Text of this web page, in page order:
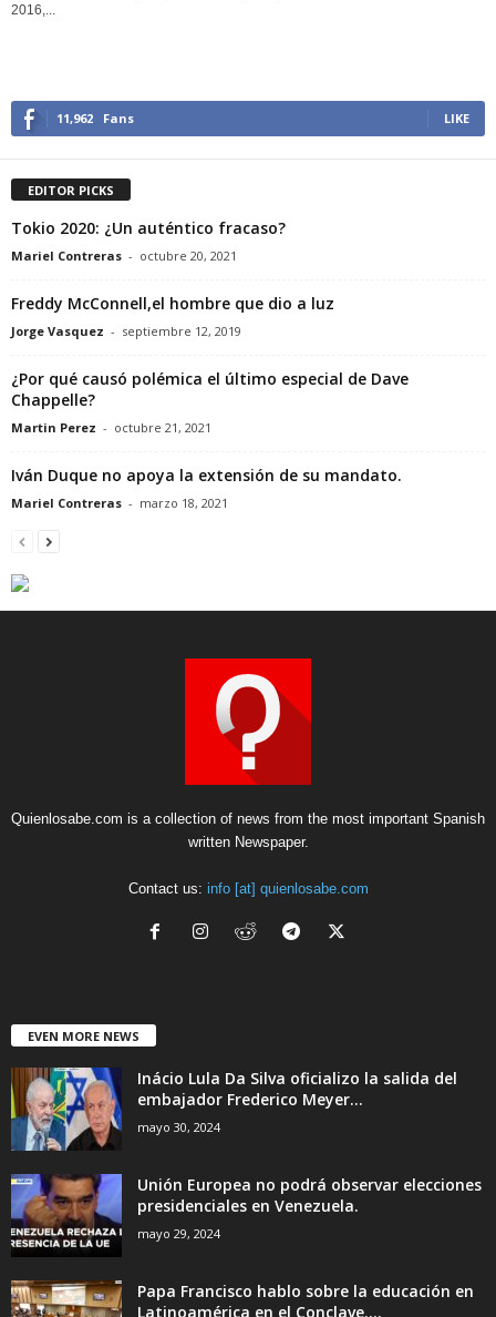
2016,...
11,962 Fans LIKE
EDITOR PICKS
Tokio 2020: ¿Un auténtico fracaso?
Mariel Contreras - octubre 20, 2021
Freddy McConnell,el hombre que dio a luz
Jorge Vasquez - septiembre 12, 2019
¿Por qué causó polémica el último especial de Dave
Chappelle?
Martin Perez - octubre 21, 2021
Iván Duque no apoya la extensión de su mandato.
Mariel Contreras - marzo 18, 2021
Quienlosabe.com is a collection of news from the most important Spanish
written Newspaper.
Contact us: info [at] quienlosabe.com
EVEN MORE NEWS
Inácio Lula Da Silva oficializo la salida del
embajador Frederico Meyer...
mayo 30, 2024
Unión Europea no podrá observar elecciones
presidenciales en Venezuela.
mayo 29, 2024
Papa Francisco hablo sobre la educación en
Latinoamérica en el Conclave....